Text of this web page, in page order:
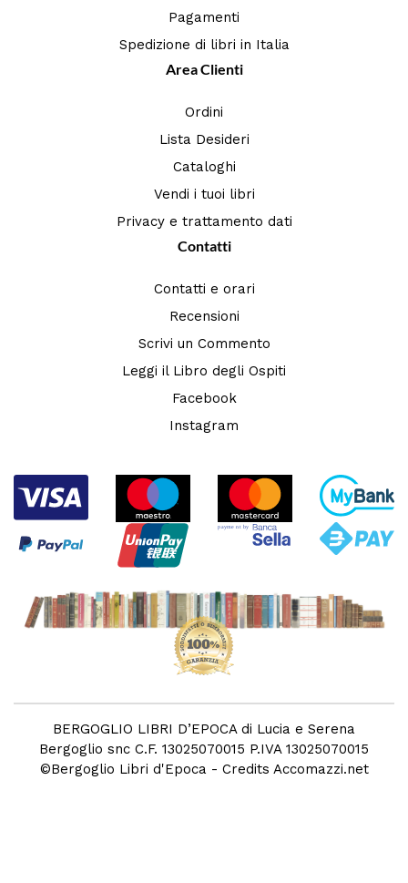
Pagamenti
Spedizione di libri in Italia
Area Clienti
Ordini
Lista Desideri
Cataloghi
Vendi i tuoi libri
Privacy e trattamento dati
Contatti
Contatti e orari
Recensioni
Scrivi un Commento
Leggi il Libro degli Ospiti
Facebook
Instagram
BERGOGLIO LIBRI D’EPOCA di Lucia e Serena
Bergoglio snc C.F. 13025070015 P.IVA 13025070015
©Bergoglio Libri d'Epoca - Credits Accomazzi.net